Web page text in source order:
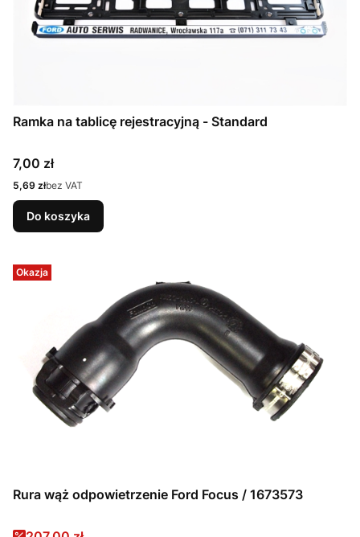
Ramka na tablicę rejestracyjną - Standard
Cena
7,00 zł
Cena
5,69 złbez VAT
Do koszyka
Okazja
Rura wąż odpowietrzenie Ford Focus / 1673573